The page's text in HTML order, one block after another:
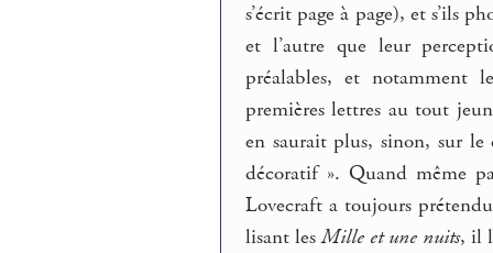
s’écrit page à page), et s’ils
et l’autre que leur
préalables, et notamment
premières lettres au tout
en saurait plus, sinon, sur le
décoratif ». Quand même
Lovecraft a toujours
lisant lesMille et une nuits, il